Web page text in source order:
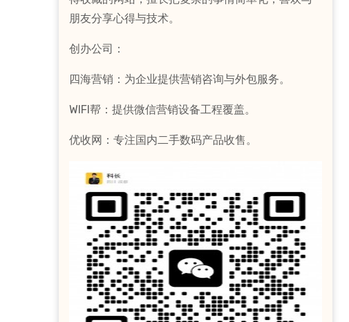
朋友分享心得与技术。
创办公司：
四海营销：为企业提供营销咨询与外包服务。
WIFI帮：提供微信营销设备工程覆盖。
优收网：专注国内二手数码产品收售。